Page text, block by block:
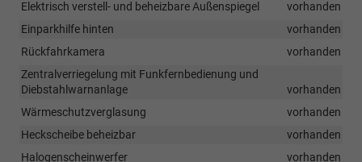
Elektrisch verstell- und beheizbare Außenspiegel
vorhanden
Einparkhilfe hinten
vorhanden
Rückfahrkamera
vorhanden
Zentralverriegelung mit Funkfernbedienung und
Diebstahlwarnanlage
vorhanden
Wärmeschutzverglasung
vorhanden
Heckscheibe beheizbar
vorhanden
Halogenscheinwerfer
vorhanden